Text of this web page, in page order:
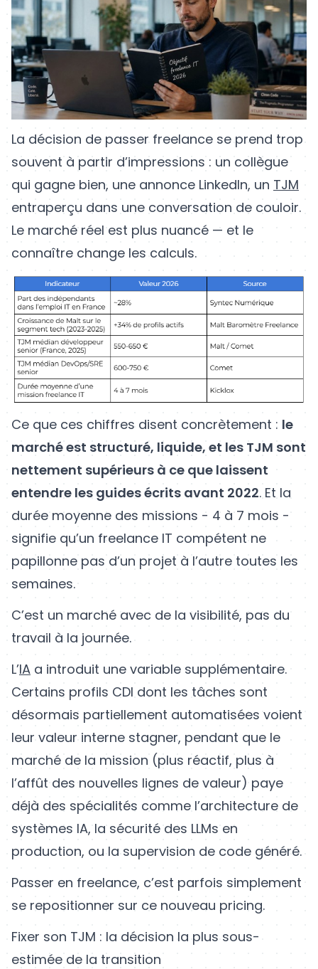
La décision de passer freelance se prend trop
souvent à partir d’impressions : un collègue
qui gagne bien, une annonce LinkedIn, un TJM
entraperçu dans une conversation de couloir.
Le marché réel est plus nuancé — et le
connaître change les calculs.
Ce que ces chiffres disent concrètement : le
marché est structuré, liquide, et les TJM sont
nettement supérieurs à ce que laissent
entendre les guides écrits avant 2022. Et la
durée moyenne des missions - 4 à 7 mois -
signifie qu’un freelance IT compétent ne
papillonne pas d’un projet à l’autre toutes les
semaines.
C’est un marché avec de la visibilité, pas du
travail à la journée.
L’IA a introduit une variable supplémentaire.
Certains profils CDI dont les tâches sont
désormais partiellement automatisées voient
leur valeur interne stagner, pendant que le
marché de la mission (plus réactif, plus à
l’affût des nouvelles lignes de valeur) paye
déjà des spécialités comme l’architecture de
systèmes IA, la sécurité des LLMs en
production, ou la supervision de code généré.
Passer en freelance, c’est parfois simplement
se repositionner sur ce nouveau pricing.
Fixer son TJM : la décision la plus sous-
estimée de la transition